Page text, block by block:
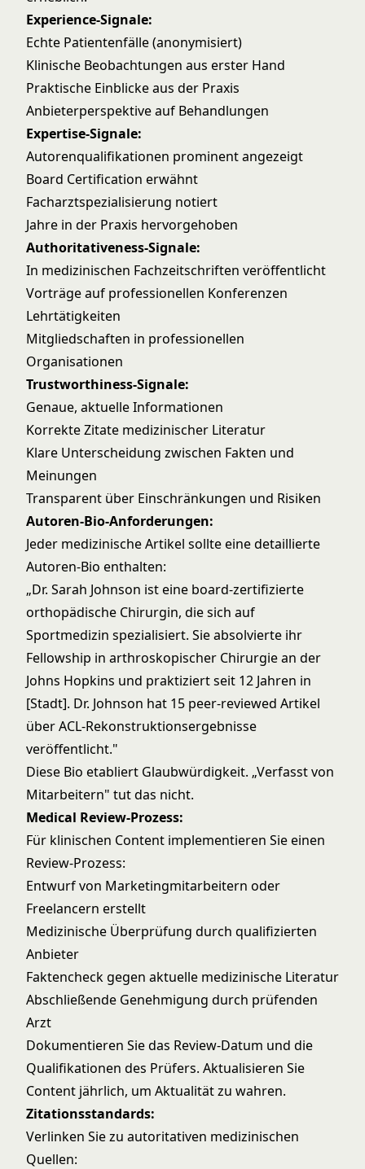
Experience-Signale:
Echte Patientenfälle (anonymisiert)
Klinische Beobachtungen aus erster Hand
Praktische Einblicke aus der Praxis
Anbieterperspektive auf Behandlungen
Expertise-Signale:
Autorenqualifikationen prominent angezeigt
Board Certification erwähnt
Facharztspezialisierung notiert
Jahre in der Praxis hervorgehoben
Authoritativeness-Signale:
In medizinischen Fachzeitschriften veröffentlicht
Vorträge auf professionellen Konferenzen
Lehrtätigkeiten
Mitgliedschaften in professionellen
Organisationen
Trustworthiness-Signale:
Genaue, aktuelle Informationen
Korrekte Zitate medizinischer Literatur
Klare Unterscheidung zwischen Fakten und
Meinungen
Transparent über Einschränkungen und Risiken
Autoren-Bio-Anforderungen:
Jeder medizinische Artikel sollte eine detaillierte
Autoren-Bio enthalten:
„Dr. Sarah Johnson ist eine board-zertifizierte
orthopädische Chirurgin, die sich auf
Sportmedizin spezialisiert. Sie absolvierte ihr
Fellowship in arthroskopischer Chirurgie an der
Johns Hopkins und praktiziert seit 12 Jahren in
[Stadt]. Dr. Johnson hat 15 peer-reviewed Artikel
über ACL-Rekonstruktionsergebnisse
veröffentlicht."
Diese Bio etabliert Glaubwürdigkeit. „Verfasst von
Mitarbeitern" tut das nicht.
Medical Review-Prozess:
Für klinischen Content implementieren Sie einen
Review-Prozess:
Entwurf von Marketingmitarbeitern oder
Freelancern erstellt
Medizinische Überprüfung durch qualifizierten
Anbieter
Faktencheck gegen aktuelle medizinische Literatur
Abschließende Genehmigung durch prüfenden
Arzt
Dokumentieren Sie das Review-Datum und die
Qualifikationen des Prüfers. Aktualisieren Sie
Content jährlich, um Aktualität zu wahren.
Zitationsstandards:
Verlinken Sie zu autoritativen medizinischen
Quellen: